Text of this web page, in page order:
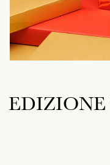
EDIZIONE